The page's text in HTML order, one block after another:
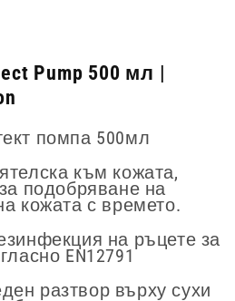
Pump 500 мл |
помпа 500мл
към кожата,
подобряване на
кожата с времето.
на ръцете за
EN12791
разтвор върху сухи